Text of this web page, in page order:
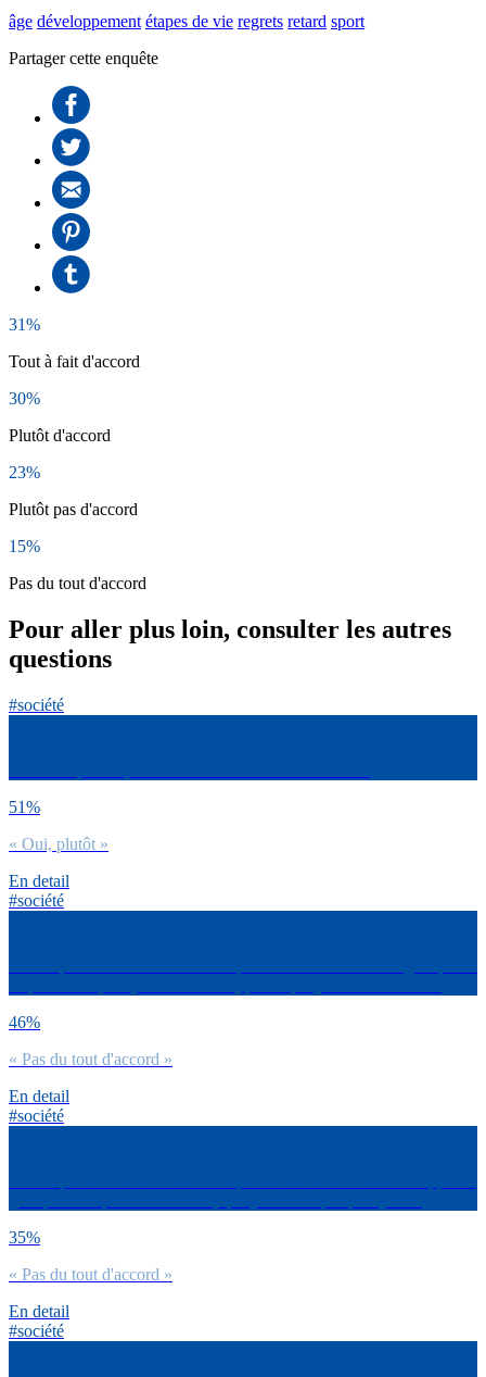
âge développement étapes de vie regrets retard sport
Partager cette enquête
31%
Tout à fait d'accord
30%
Plutôt d'accord
23%
Plutôt pas d'accord
15%
Pas du tout d'accord
Pour aller plus loin, consulter les autres
questions
#société
51%
« Oui, plutôt »
En detail
#société
46%
« Pas du tout d'accord »
En detail
#société
35%
« Pas du tout d'accord »
En detail
#société